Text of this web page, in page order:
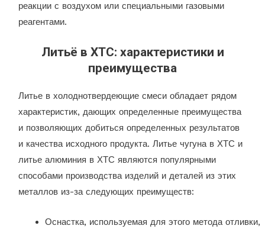
реакции с воздухом или специальными газовыми
реагентами.
Литьё в ХТС: характеристики и
преимущества
Литье в холоднотвердеющие смеси обладает рядом
характеристик, дающих определенные преимущества
и позволяющих добиться определенных результатов
и качества исходного продукта. Литье чугуна в ХТС и
литье алюминия в ХТС являются популярными
способами производства изделий и деталей из этих
металлов из-за следующих преимуществ:
Оснастка, используемая для этого метода отливки,